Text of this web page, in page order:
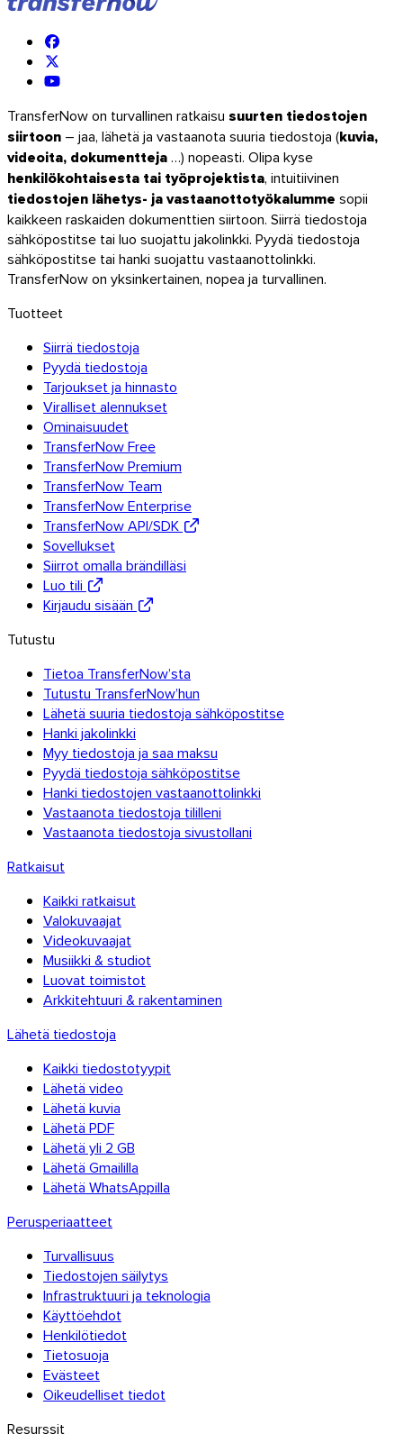
Thunderbird
TransferNow kaikilla laitteillasi
Tietokone, mobiili, selain ja sähköposti — kaikkialla, ilmaiseksi.
Kaikki sovellukset
Tutustu API-rajapintaan
API-dokumentaatio
Kokeile API-rajapintaa
TransferNow API
Automatisoi siirtosi — ilmainen kokeilu.
Tutustu API-rajapintaan
Ohjeet ja oppaat
Lähetä kaikentyyppisiä
tiedostoja
Blogi
Tuki & UKK
Ota yhteyttä tukeen
Saatavilla olevat kielet
Palvelun tila
TransferNow on turvallinen ratkaisu suurten tiedostojen
siirtoon – jaa, lähetä ja vastaanota suuria tiedostoja (kuvia,
videoita, dokumentteja…) nopeasti. Olipa kyse
henkilökohtaisesta tai työprojektista, intuitiivinen
tiedostojen lähetys- ja vastaanottotyökalumme sopii
kaikkeen raskaiden dokumenttien siirtoon. Siirrä tiedostoja
sähköpostitse tai luo suojattu jakolinkki. Pyydä tiedostoja
sähköpostitse tai hanki suojattu vastaanottolinkki.
TransferNow on yksinkertainen, nopea ja turvallinen.
Tuotteet
Siirrä tiedostoja
Pyydä tiedostoja
Tarjoukset ja hinnasto
Viralliset alennukset
Ominaisuudet
TransferNow Free
TransferNow Premium
TransferNow Team
TransferNow Enterprise
TransferNow API/SDK
Sovellukset
Siirrot omalla brändilläsi
Luo tili
Kirjaudu sisään
Tutustu
Tietoa TransferNow’sta
Tutustu TransferNow’hun
Lähetä suuria tiedostoja sähköpostitse
Hanki jakolinkki
Myy tiedostoja ja saa maksu
Pyydä tiedostoja sähköpostitse
Hanki tiedostojen vastaanottolinkki
Vastaanota tiedostoja tililleni
Vastaanota tiedostoja sivustollani
Ratkaisut
Kaikki ratkaisut
Valokuvaajat
Videokuvaajat
Musiikki & studiot
Luovat toimistot
Arkkitehtuuri & rakentaminen
Lähetä tiedostoja
Kaikki tiedostotyypit
Lähetä video
Lähetä kuvia
Lähetä PDF
Lähetä yli 2 GB
Lähetä Gmaililla
Lähetä WhatsAppilla
Perusperiaatteet
Turvallisuus
Tiedostojen säilytys
Infrastruktuuri ja teknologia
Käyttöehdot
Henkilötiedot
Tietosuoja
Evästeet
Oikeudelliset tiedot
Resurssit